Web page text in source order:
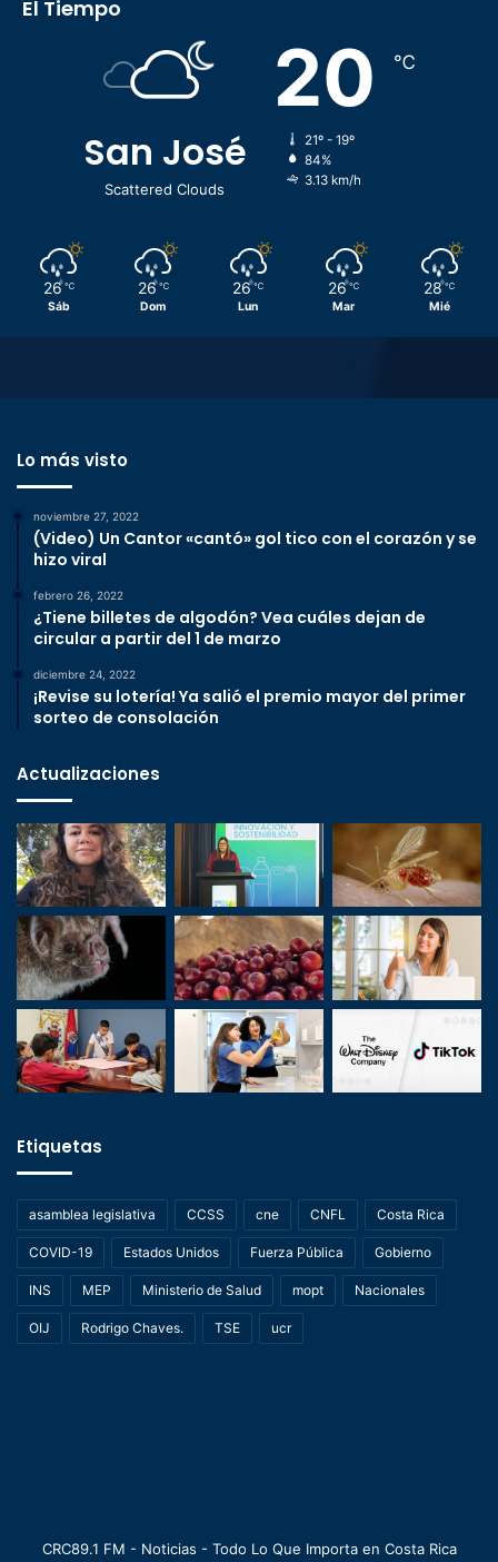
El Tiempo
San José
Scattered Clouds
20 ℃
21º - 19º
84%
3.13 km/h
26 ℃
Sáb
26 ℃
Dom
26 ℃
Lun
26 ℃
Mar
28 ℃
Mié
Lo más visto
noviembre 27, 2022
(Video) Un Cantor «cantó» gol tico con el corazón y se
hizo viral
febrero 26, 2022
¿Tiene billetes de algodón? Vea cuáles dejan de
circular a partir del 1 de marzo
diciembre 24, 2022
¡Revise su lotería! Ya salió el premio mayor del primer
sorteo de consolación
Actualizaciones
Etiquetas
asamblea legislativa CCSS cne CNFL Costa Rica
COVID-19 Estados Unidos Fuerza Pública Gobierno
INS MEP Ministerio de Salud mopt Nacionales
OIJ Rodrigo Chaves. TSE ucr
CRC89.1 FM - Noticias - Todo Lo Que Importa en Costa Rica